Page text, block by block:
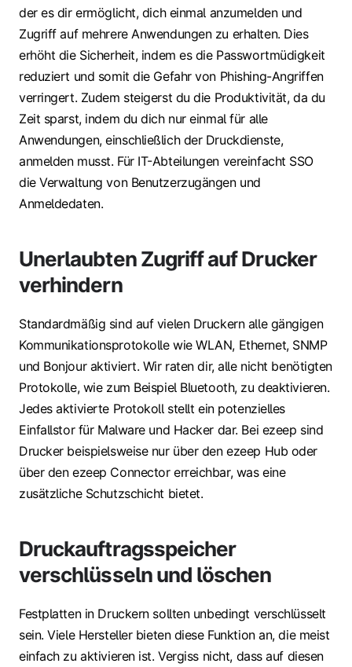
der es dir ermöglicht, dich einmal anzumelden und
Zugriff auf mehrere Anwendungen zu erhalten. Dies
erhöht die Sicherheit, indem es die Passwortmüdigkeit
reduziert und somit die Gefahr von Phishing-Angriffen
verringert. Zudem steigerst du die Produktivität, da du
Zeit sparst, indem du dich nur einmal für alle
Anwendungen, einschließlich der Druckdienste,
anmelden musst. Für IT-Abteilungen vereinfacht SSO
die Verwaltung von Benutzerzugängen und
Anmeldedaten.
Unerlaubten Zugriff auf Drucker
verhindern
Standardmäßig sind auf vielen Druckern alle gängigen
Kommunikationsprotokolle wie WLAN, Ethernet, SNMP
und Bonjour aktiviert. Wir raten dir, alle nicht benötigten
Protokolle, wie zum Beispiel Bluetooth, zu deaktivieren.
Jedes aktivierte Protokoll stellt ein potenzielles
Einfallstor für Malware und Hacker dar. Bei ezeep sind
Drucker beispielsweise nur über den ezeep Hub oder
über den ezeep Connector erreichbar, was eine
zusätzliche Schutzschicht bietet.
Druckauftragsspeicher
verschlüsseln und löschen
Festplatten in Druckern sollten unbedingt verschlüsselt
sein. Viele Hersteller bieten diese Funktion an, die meist
einfach zu aktivieren ist. Vergiss nicht, dass auf diesen